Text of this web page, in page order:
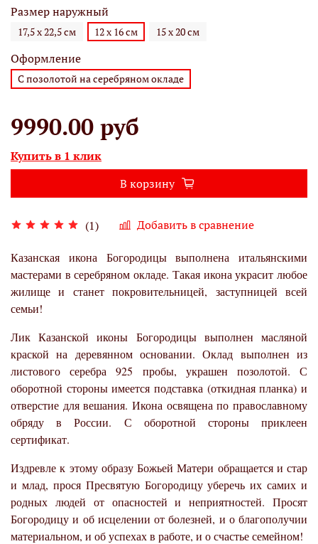
(1) Добавить в сравнение
Размер наружный
17,5 х 22,5 см 12 х 16 см 15 х 20 см
Оформление
С позолотой на серебряном окладе
9990.00 руб
Купить в 1 клик
В корзину
Казанская икона Богородицы выполнена итальянскими
мастерами в серебряном окладе. Такая икона украсит любое
жилище и станет покровительницей, заступницей всей
семьи!
Лик Казанской иконы Богородицы выполнен масляной
краской на деревянном основании. Оклад выполнен из
листового серебра 925 пробы, украшен позолотой. С
оборотной стороны имеется подставка (откидная планка) и
отверстие для вешания. Икона освящена по православному
обряду в России. С оборотной стороны приклеен
сертификат.
Издревле к этому образу Божьей Матери обращается и стар
и млад, прося Пресвятую Богородицу уберечь их самих и
родных людей от опасностей и неприятностей. Просят
Богородицу и об исцелении от болезней, и о благополучии
материальном, и об успехах в работе, и о счастье семейном!